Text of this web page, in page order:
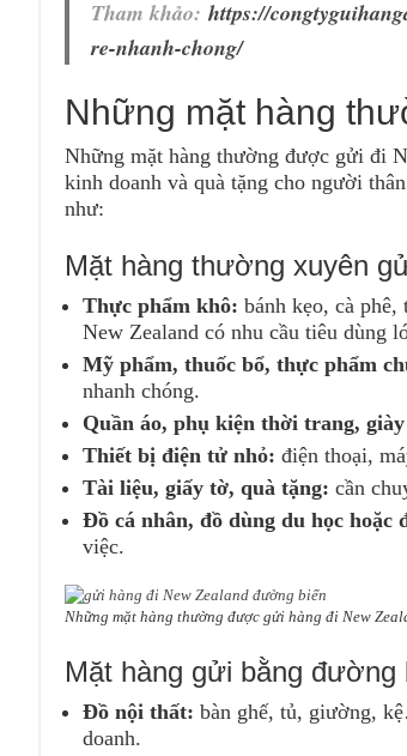
Tham khảo: https://
re-nhanh-chong/
Những mặt hàng
Những mặt hàng thường được gửi đi
kinh doanh và quà tặng cho người
như:
Mặt hàng thường xuyên
Thực phẩm khô: bánh kẹo, cà
New Zealand có nhu cầu tiêu dùng
Mỹ phẩm, thuốc bổ, thực phẩm
nhanh chóng.
Quần áo, phụ kiện thời trang,
Thiết bị điện tử nhỏ: điện thoại,
Tài liệu, giấy tờ, quà tặng: cần
Đồ cá nhân, đồ dùng du học hoặc
việc.
Những mặt hàng thường được gửi hàng đi New
Mặt hàng gửi bằng đường
Đồ nội thất: bàn ghế, tủ, giường,
doanh.